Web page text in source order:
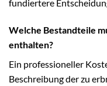
fundiertere
Welche Bestandteile
enthalten?
Ein professioneller
Beschreibung der zu